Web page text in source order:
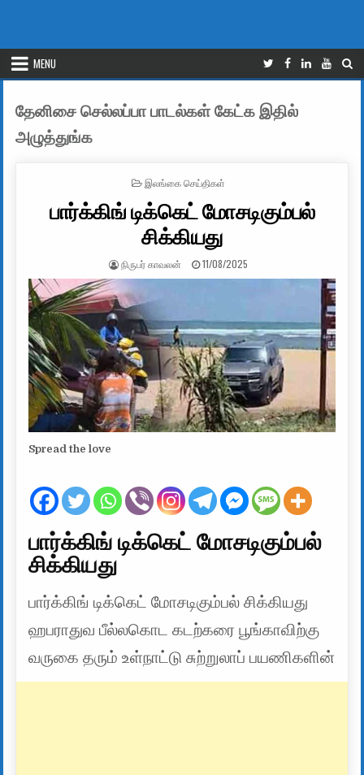
MENU
தேனிசை செல்லப்பா பாடல்கள் கேட்க இதில்
அழுத்துங்க
POSTED IN
இலங்கை செய்திகள்
பார்க்கிங் டிக்கெட் மோசடிகும்பல்
சிக்கியது
AUTHOR:
நிருபர் காவலன் PUBLISHED DATE:
11/08/2025
Spread the love
பார்க்கிங் டிக்கெட் மோசடிகும்பல்
சிக்கியது
பார்க்கிங் டிக்கெட் மோசடிகும்பல் சிக்கியது
ஹபராதுவ பீல்லகொட கடற்கரை பூங்காவிற்கு
வருகை தரும் உள்நாட்டு சுற்றுலாப் பயணிகளின்